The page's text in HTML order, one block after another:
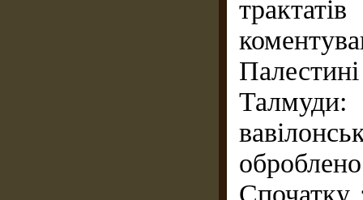
Талмуди:
Спочатку